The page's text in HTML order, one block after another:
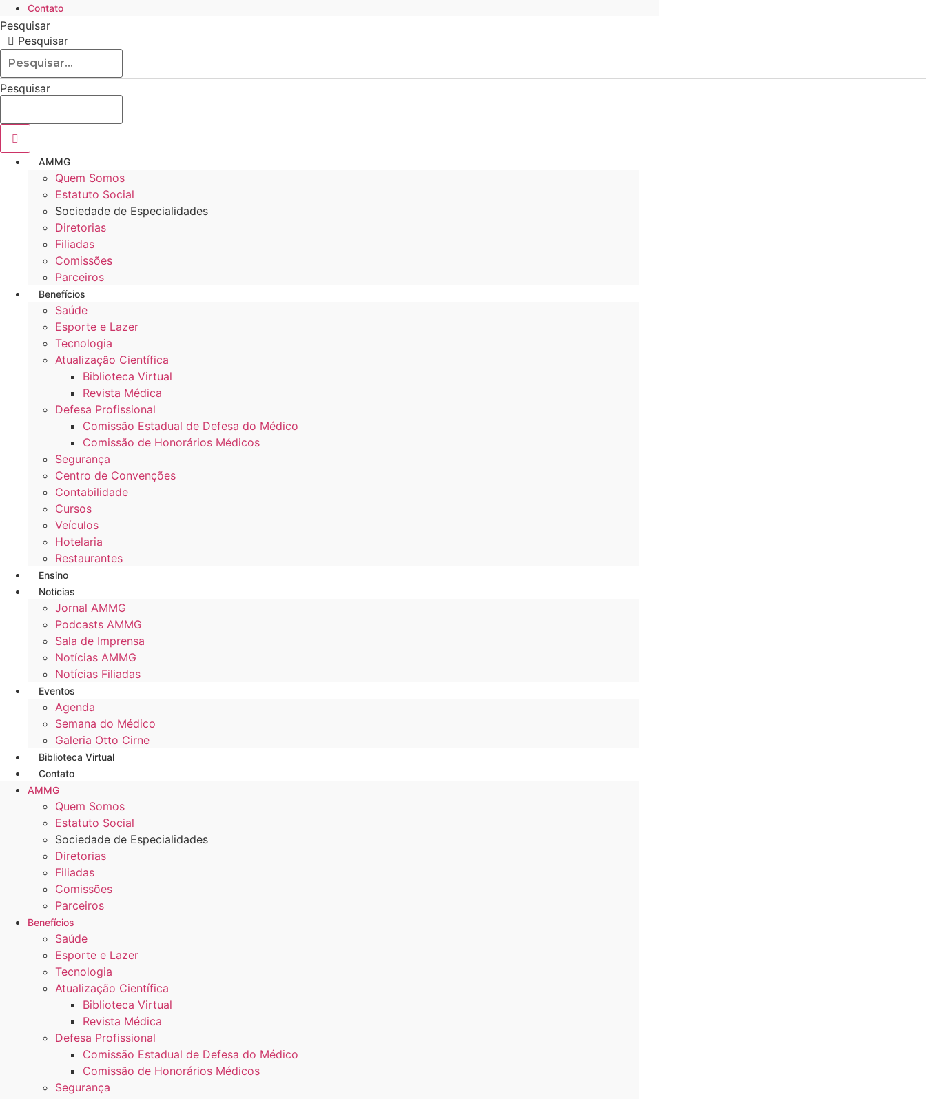
Contato
Pesquisar
Pesquisar
Pesquisar
AMMG
Quem Somos
Estatuto Social
Sociedade de Especialidades
Diretorias
Filiadas
Comissões
Parceiros
Benefícios
Saúde
Esporte e Lazer
Tecnologia
Atualização Científica
Biblioteca Virtual
Revista Médica
Defesa Profissional
Comissão Estadual de Defesa do Médico
Comissão de Honorários Médicos
Segurança
Centro de Convenções
Contabilidade
Cursos
Veículos
Hotelaria
Restaurantes
Ensino
Notícias
Jornal AMMG
Podcasts AMMG
Sala de Imprensa
Notícias AMMG
Notícias Filiadas
Eventos
Agenda
Semana do Médico
Galeria Otto Cirne
Biblioteca Virtual
Contato
AMMG
Quem Somos
Estatuto Social
Sociedade de Especialidades
Diretorias
Filiadas
Comissões
Parceiros
Benefícios
Saúde
Esporte e Lazer
Tecnologia
Atualização Científica
Biblioteca Virtual
Revista Médica
Defesa Profissional
Comissão Estadual de Defesa do Médico
Comissão de Honorários Médicos
Segurança